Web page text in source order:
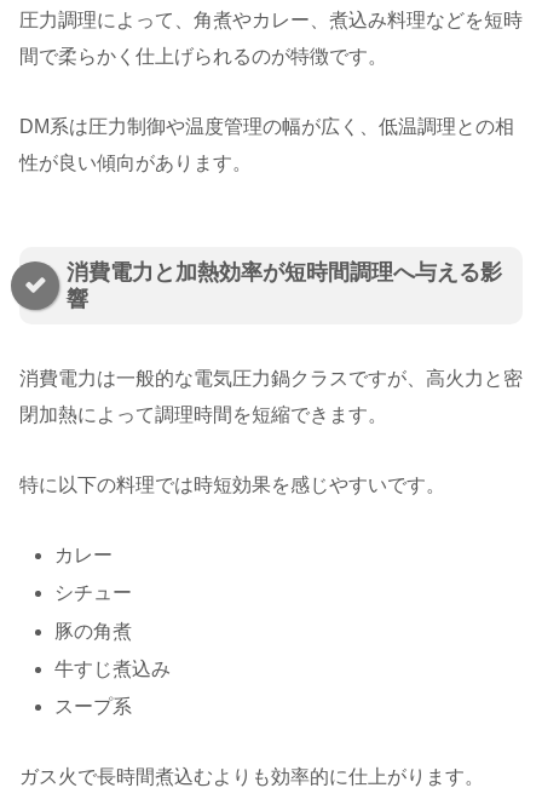
圧力調理によって、角煮やカレー、煮込み料理などを短時
間で柔らかく仕上げられるのが特徴です。
DM系は圧力制御や温度管理の幅が広く、低温調理との相
性が良い傾向があります。
消費電力と加熱効率が短時間調理へ与える影
響
消費電力は一般的な電気圧力鍋クラスですが、高火力と密
閉加熱によって調理時間を短縮できます。
特に以下の料理では時短効果を感じやすいです。
カレー
シチュー
豚の角煮
牛すじ煮込み
スープ系
ガス火で長時間煮込むよりも効率的に仕上がります。